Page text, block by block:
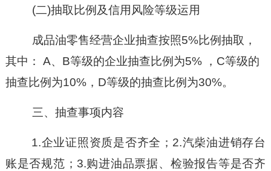
(二)抽取比例及信用风险等级运用
成品油零售经营企业抽查按照5%比例抽取，
其中： A、 B等级的企业抽查比例为5% ，C等级的
抽查比例为10%，D等级的抽查比例为30%。
三、抽查事项内容
1.企业证照资质是否齐全；2.汽柴油进销存台
账是否规范；3.购进油品票据、检验报告等是否齐